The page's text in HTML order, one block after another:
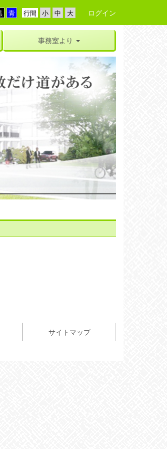
行間 ログイン
事務室より
サイトマップ